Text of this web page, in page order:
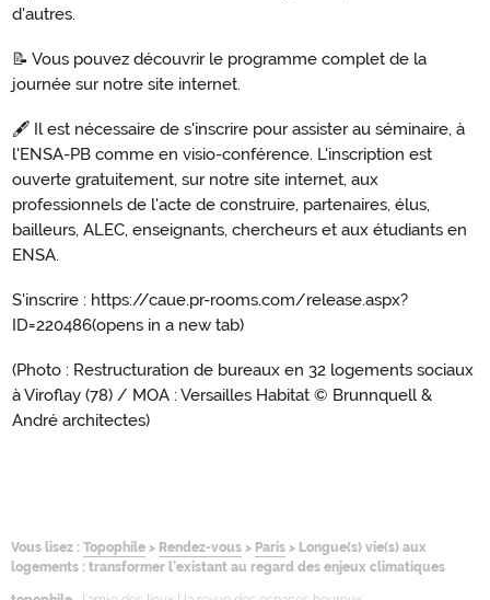
d'autres.
📝 Vous pouvez découvrir le programme complet de la
journée sur notre site internet.
🖋 Il est nécessaire de s'inscrire pour assister au séminaire, à
l'ENSA-PB comme en visio-conférence. L'inscription est
ouverte gratuitement, sur notre site internet, aux
professionnels de l'acte de construire, partenaires, élus,
bailleurs, ALEC, enseignants, chercheurs et aux étudiants en
ENSA.
S'inscrire : https://caue.pr-rooms.com/release.aspx?
ID=220486(opens in a new tab)
(Photo : Restructuration de bureaux en 32 logements sociaux
à Viroflay (78) / MOA : Versailles Habitat © Brunnquell &
André architectes)
Vous lisez : Topophile > Rendez-vous > Paris > Longue(s) vie(s) aux
logements : transformer l’existant au regard des enjeux climatiques